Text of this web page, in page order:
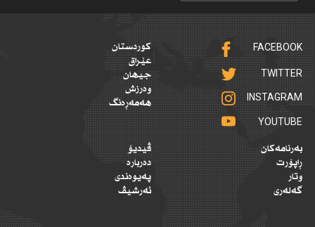
FACEBOOK
TWITTER
INSTAGRAM
YOUTUBE
کوردستان
عێراق
جیهان
وەرزش
هەمەڕەنگ
بەرنامەکان
ڕاپۆرت
وتار
گەلەری
ڤیدیۆ
دەربارە
پەیوەندی
ئەرشیڤ